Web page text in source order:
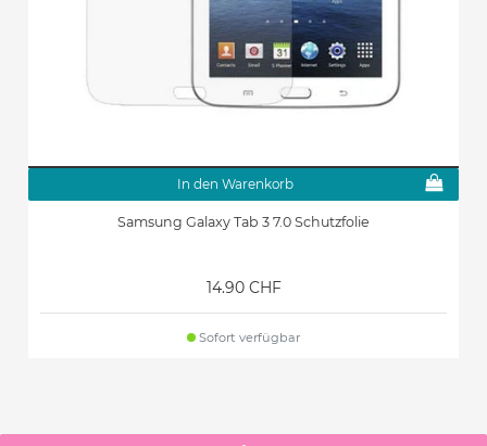
In den Warenkorb
Samsung Galaxy Tab 3 7.0 Schutzfolie
14.90 CHF
Sofort verfügbar